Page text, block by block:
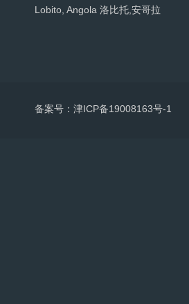
Lobito, Angola 洛比托,安哥拉
备案号：津ICP备19008163号-1